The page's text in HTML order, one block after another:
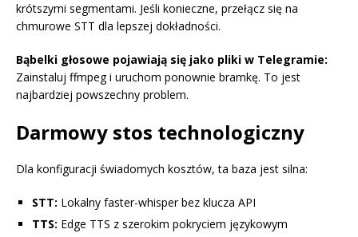
krótszymi segmentami. Jeśli konieczne, przełącz się na
chmurowe STT dla lepszej dokładności.
Bąbelki głosowe pojawiają się jako pliki w Telegramie:
Zainstaluj ffmpeg i uruchom ponownie bramkę. To jest
najbardziej powszechny problem.
Darmowy stos technologiczny
Dla konfiguracji świadomych kosztów, ta baza jest silna:
STT: Lokalny faster-whisper bez klucza API
TTS: Edge TTS z szerokim pokryciem językowym